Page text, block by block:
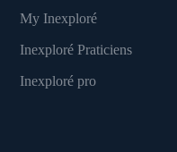
My Inexploré
Inexploré Praticiens
Inexploré pro